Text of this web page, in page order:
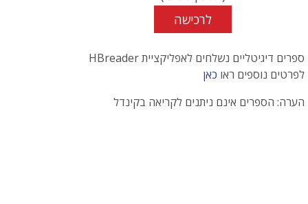
לרכישה
ספרים דיגיטליים נשלחים לאפליקציית HBreader
לפרטים נוספים ראו כאן
הערה: הספרים אינם ניתנים לקריאה בקינדל